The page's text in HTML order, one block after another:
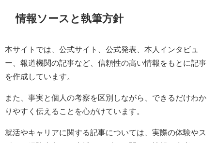
情報ソースと執筆方針
本サイトでは、公式サイト、公式発表、本人インタビュ
ー、報道機関の記事など、信頼性の高い情報をもとに記事
を作成しています。
また、事実と個人の考察を区別しながら、できるだけわか
りやすく伝えることを心がけています。
就活やキャリアに関する記事については、実際の体験やス